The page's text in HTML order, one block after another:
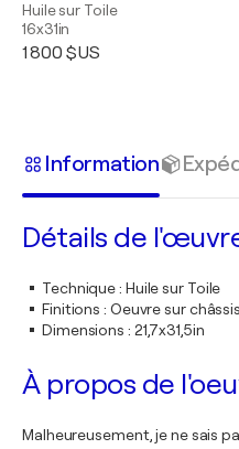
Huile sur Toile
16x31in
1 800 $US
Information
Détails de
Technique: Huile sur Toile
Finitions : Oeuvre sur
Dimensions : 21,7x31,5in
À propos de
Malheureusement, je ne sais